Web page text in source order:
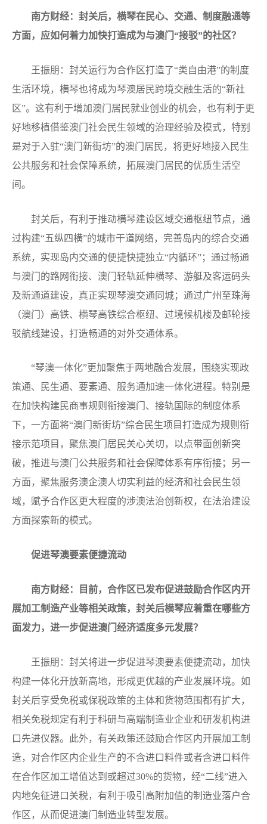
南方财经：封关后，横琴在民心、交通、制度融通等
方面，应如何着力加快打造成为与澳门“接驳”的社区？
王振朋：封关运行为合作区打造了“类自由港”的制度
生活环境，横琴也将成为琴澳居民跨境交融生活的“新社
区”。这有利于增加澳门居民就业创业的机会，也有利于更
好地移植借鉴澳门社会民生领域的治理经验及模式，特别
是对于入驻“澳门新街坊”的澳门居民，将更好地接入民生
公共服务和社会保障系统，拓展澳门居民的优质生活空
间。
封关后，有利于推动横琴建设区域交通枢纽节点，通
过构建“五纵四横”的城市干道网络，完善岛内的综合交通
系统，实现岛内交通的便捷快捷独立“内循环”；通过畅通
与澳门的路网衔接、澳门轻轨延伸横琴、游艇及客运码头
及新通道建设，真正实现琴澳交通同城；通过广州至珠海
（澳门）高铁、横琴高铁综合枢纽、过境候机楼及邮轮接
驳航线建设，打造畅通的对外交通体系。
“琴澳一体化”更加聚焦于两地融合发展，围绕实现政
策通、民生通、要素通、服务通加速一体化进程。特别是
在加快构建民商事规则衔接澳门、接轨国际的制度体系
下，一方面将“澳门新街坊”综合民生项目打造成为规则衔
接示范项目，聚焦澳门居民关心关切，以点带面创新突
破，推进与澳门公共服务和社会保障体系有序衔接；另一
方面，聚焦服务澳企澳人切实利益的经济和社会民生领
域，赋予合作区更大程度的涉澳法治创新权，在法治建设
方面探索新的模式。
促进琴澳要素便捷流动
南方财经：目前，合作区已发布促进鼓励合作区内开
展加工制造产业等相关政策，封关后横琴应着重在哪些方
面发力，进一步促进澳门经济适度多元发展？
王振朋：封关将进一步促进琴澳要素便捷流动，加快
构建一体化开放新高地，形成更优越的产业发展环境。如
封关后享受免税或保税政策的主体和货物范围都有扩大，
相关免税规定有利于科研与高端制造业企业和研发机构进
口先进仪器。此外，有关政策还鼓励合作区内开展加工制
造，对合作区内企业生产的不含进口料件或者含进口料件
在合作区加工增值达到或超过30%的货物，经“二线”进入
内地免征进口关税，有利于吸引高附加值的制造业落户合
作区，从而促进澳门制造业转型发展。